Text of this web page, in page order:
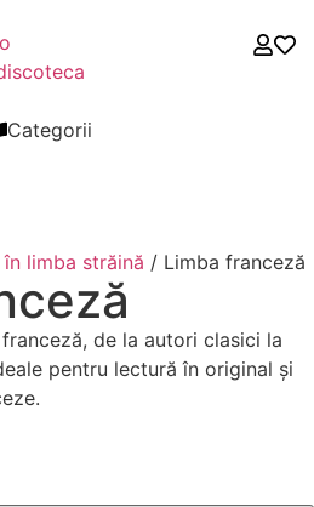
Categorii
limba străină / Limba franceză
de la autori clasici la
pentru lectură în original și